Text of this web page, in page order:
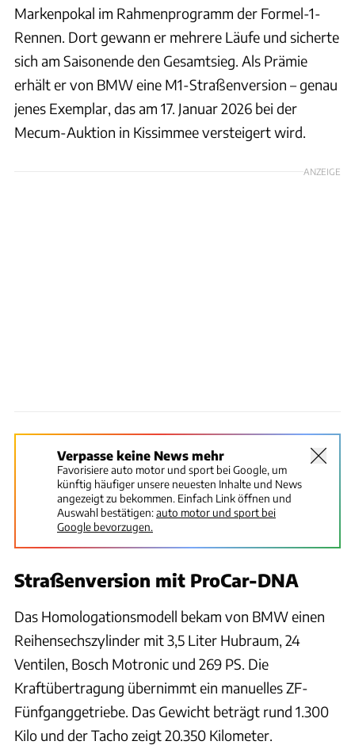
Markenpokal im Rahmenprogramm der Formel-1-
Rennen. Dort gewann er mehrere Läufe und sicherte
sich am Saisonende den Gesamtsieg. Als Prämie
erhält er von BMW eine M1-Straßenversion – genau
jenes Exemplar, das am 17. Januar 2026 bei der
Mecum-Auktion in Kissimmee versteigert wird.
ANZEIGE
Verpasse keine News mehr
Favorisiere auto motor und sport bei Google, um
künftig häufiger unsere neuesten Inhalte und News
angezeigt zu bekommen. Einfach Link öffnen und
Auswahl bestätigen:auto motor und sport bei
Google bevorzugen.
Straßenversion mit ProCar-DNA
Das Homologationsmodell bekam von BMW einen
Reihensechszylinder mit 3,5 Liter Hubraum, 24
Ventilen, Bosch Motronic und 269 PS. Die
Kraftübertragung übernimmt ein manuelles ZF-
Fünfganggetriebe. Das Gewicht beträgt rund 1.300
Kilo und der Tacho zeigt 20.350 Kilometer.